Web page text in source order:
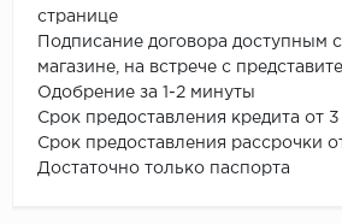
странице
Подписание договора доступным
магазине, на встрече с
Одобрение за 1-2 минуты
Срок предоставления кредита от
Срок предоставления рассрочки
Достаточно только паспорта